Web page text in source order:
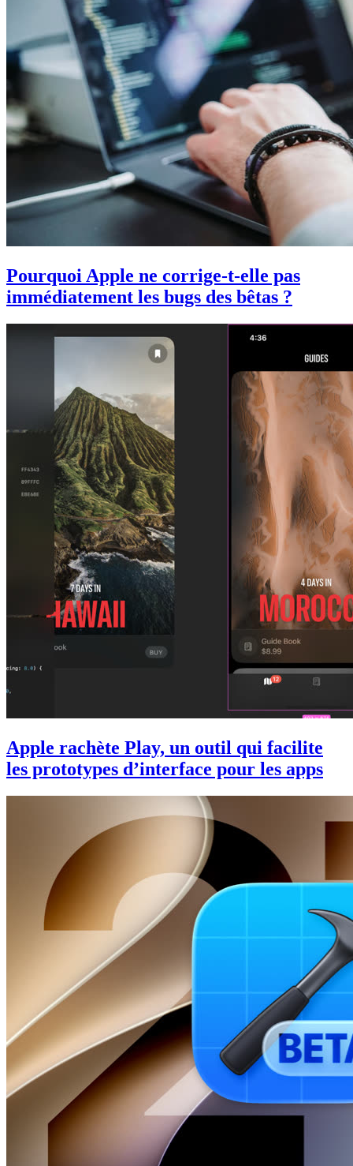
Pourquoi Apple ne corrige-t-elle pas
immédiatement les bugs des bêtas ?
Apple rachète Play, un outil qui facilite
les prototypes d’interface pour les apps